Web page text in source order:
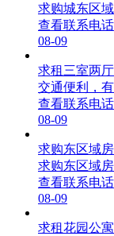
求购城东区
查看联系电话
08-09
求租三室两
交通便利，
查看联系电话
08-09
求购东区域
求购东区域
查看联系电话
08-09
求租花园公